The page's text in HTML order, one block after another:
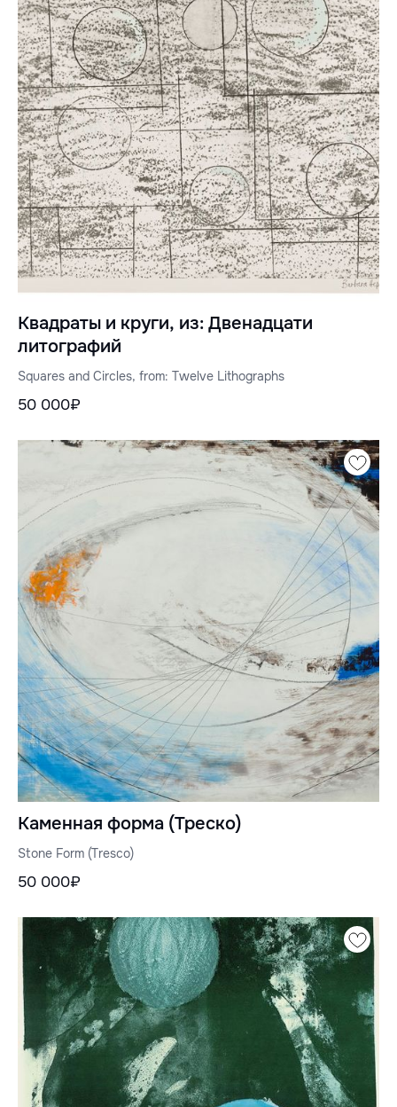
Квадраты и круги, из: Двенадцати
литографий
Squares and Circles, from: Twelve Lithographs
50 000₽
Каменная форма (Треско)
Stone Form (Tresco)
50 000₽